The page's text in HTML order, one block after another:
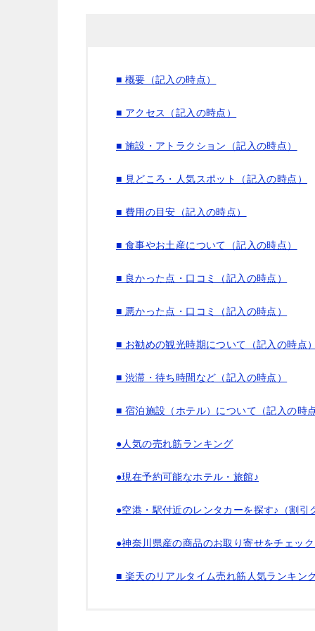
■ 概要（記入の時点）
■ アクセス（記入の時点）
■ 施設・アトラクション（記入の時点）
■ 見どころ・人気スポット（記入の時点）
■ 費用の目安（記入の時点）
■ 食事やお土産について（記入の時点）
■ 良かった点・口コミ（記入の時点）
■ 悪かった点・口コミ（記入の時点）
■ お勧めの観光時期について（記入の時点）
■ 渋滞・待ち時間など（記入の時点）
■ 宿泊施設（ホテル）について（記入の時点
●人気の売れ筋ランキング
●現在予約可能なホテル・旅館♪
●空港・駅付近のレンタカーを探す♪（割引
●神奈川県産の商品のお取り寄せをチェック
■ 楽天のリアルタイム売れ筋人気ランキン